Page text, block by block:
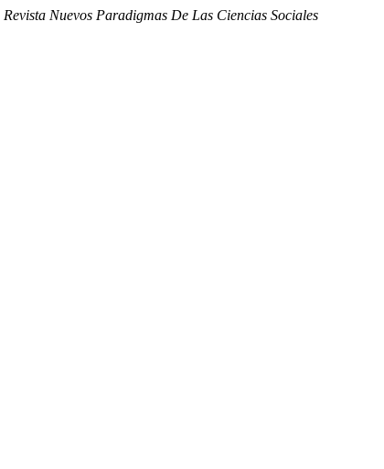
Revista Nuevos Paradigmas De Las Ciencias Sociales